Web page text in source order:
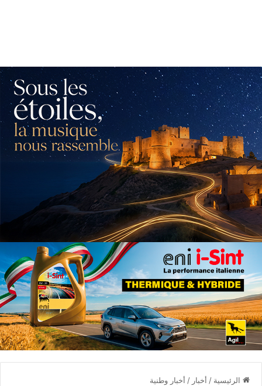
الرئيسية / أخبار / أخبار وطنية